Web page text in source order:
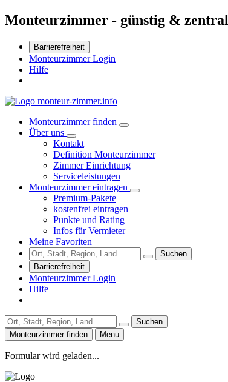
Monteurzimmer - günstig & zentral
Barrierefreiheit
Monteurzimmer Login
Hilfe
Monteurzimmer finden
Über uns
Kontakt
Definition Monteurzimmer
Zimmer Einrichtung
Serviceleistungen
Monteurzimmer eintragen
Premium-Pakete
kostenfrei eintragen
Punkte und Rating
Infos für Vermieter
Meine Favoriten
Suchen
Barrierefreiheit
Monteurzimmer Login
Hilfe
Suchen
Monteurzimmer finden
Menu
Formular wird geladen...